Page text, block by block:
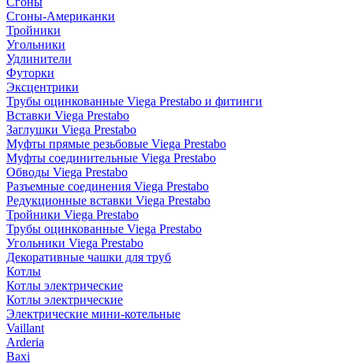
Сгоны-Американки
Тройники
Угольники
Удлинители
Футорки
Эксцентрики
Трубы оцинкованные Viega Prestabo и фитинги
Вставки Viega Prestabo
Заглушки Viega Prestabo
Муфты прямые резьбовые Viega Prestabo
Муфты соединительные Viega Prestabo
Обводы Viega Prestabo
Разъемные соединения Viega Prestabo
Редукционные вставки Viega Prestabo
Тройники Viega Prestabo
Трубы оцинкованные Viega Prestabo
Угольники Viega Prestabo
Декоративные чашки для труб
Котлы
Котлы электрические
Котлы электрические
Электрические мини-котельные
Vaillant
Arderia
Baxi